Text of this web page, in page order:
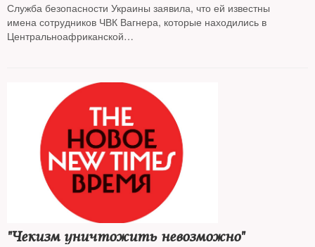
Служба безопасности Украины заявила, что ей известны
имена сотрудников ЧВК Вагнера, которые находились в
Центральноафриканской
"Чекизм уничтожить невозможно"